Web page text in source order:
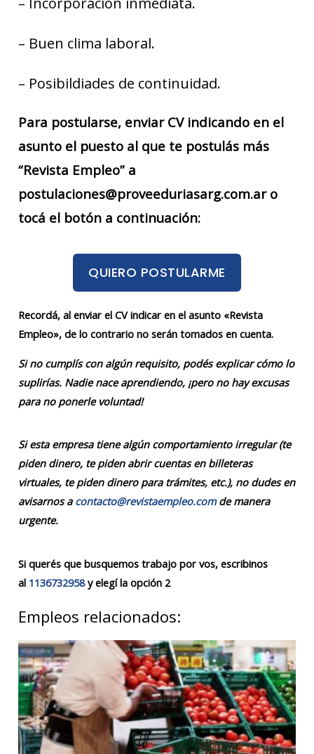
– Buen clima laboral.
– Posibildiades de continuidad.
Para postularse, enviar CV indicando en el
asunto el puesto al que te postulás más
“Revista Empleo” a
postulaciones@proveeduriasarg.com.ar o
tocá el botón a continuación:
QUIERO POSTULARME
Recordá, al enviar el CV indicar en el asunto «Revista
Empleo», de lo contrario no serán tomados en cuenta.
Si no cumplís con algún requisito, podés explicar cómo lo
suplirías. Nadie nace aprendiendo, ¡pero no hay excusas
para no ponerle voluntad!
Si esta empresa tiene algún comportamiento irregular (te
piden dinero, te piden abrir cuentas en billeteras
virtuales, te piden dinero para trámites, etc.), no dudes en
avisarnos a contacto@revistaempleo.comde manera
urgente.
Si querés que busquemos trabajo por vos, escribinos
al 1136732958y elegí la opción 2
Empleos relacionados: